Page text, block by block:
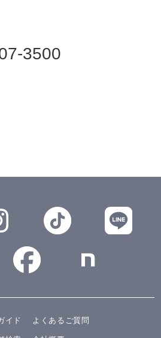
3500
イド
よくあるご質問